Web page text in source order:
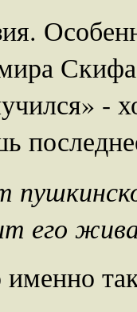
-
его
именно